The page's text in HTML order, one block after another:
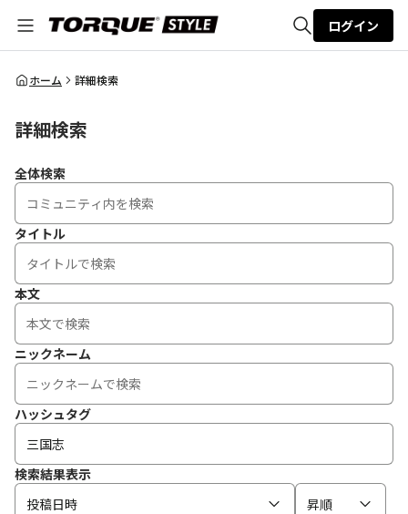
全体検索
ログイン
ホーム 詳細検索
詳細検索
全体検索
タイトル
本文
ニックネーム
ハッシュタグ
検索結果表示
投稿日時
昇順